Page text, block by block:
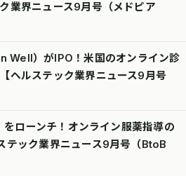
業界ニュース9月号（メドピア
）がIPO！米国のオンライン診
ヘルステック業界ニュース9月号
ローンチ！オンライン服薬指導の
テック業界ニュース9月号（BtoB